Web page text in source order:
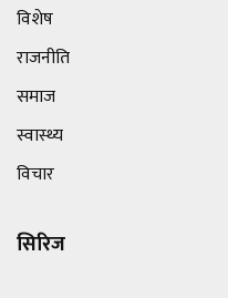
विशेष
राजनीति
समाज
स्वास्थ्य
विचार
सिरिज